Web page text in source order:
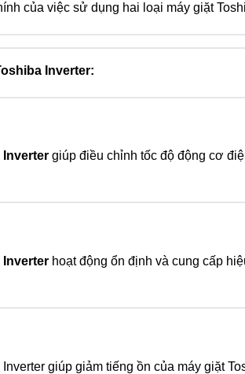
của việc sử dụng hai loại máy giặt
Inverter:
Inverter giúp điều chỉnh tốc độ động cơ
Inverter hoạt động ổn định và cung cấp
Inverter giúp giảm tiếng ồn của máy giặt